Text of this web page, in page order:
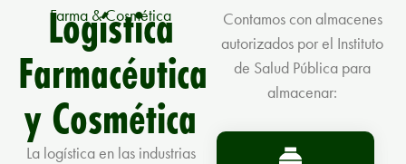
Farma & Cosmética
Logística
Farmacéutica
y Cosmética
La logística en las industrias
Contamos con almacenes
autorizados por el Instituto
de Salud Pública para
almacenar: